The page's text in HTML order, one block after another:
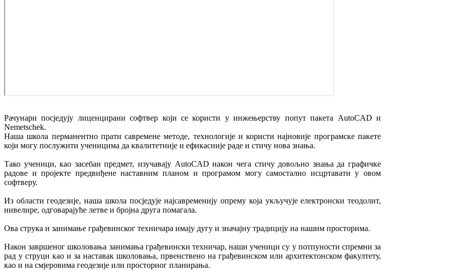
Рачунари посједују лиценцирани софтвер који се користи у инжењерству попут пакета AutoCAD и
Nemetschek.
Наша школа перманентно прати савремене методе, технологије и користи најновије програмске пакете
који могу послужити ученицима да квалитетније и ефикасније раде и стичу нова знања.
Тако ученици, као засебан предмет, изучавају AutoCAD након чега стичу довољно знања да графичке
радове и пројекте предвиђене наставним планом и програмом могу самостално исцртавати у овом
софтверу.
Из области геодезије, наша школа посједује најсавременију опрему која укључује електронски теодолит,
нивелире, одговарајуће летве и бројна друга помагала.
Ова струка и занимање грађевинског техничара имају дугу и значајну традицију на нашим просторима.
Након завршеног школовања занимања грађевински техничар, наши ученици су у потпуности спремни за
рад у струци као и за наставак школовања, првенствено на грађевинском или архитектонском факултету,
као и на смјеровима геодезије или просторног планирања.